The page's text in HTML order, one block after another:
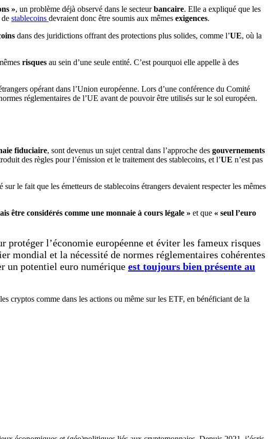
», un problème déjà observé dans le secteurbancaire. Elle a expliqué que les
stablecoins devraient donc être soumis aux mêmes exigences.
dans des juridictions offrant des protections plus solides, comme l’UE, où la
risques au sein d’une seule entité. C’est pourquoi elle appelle à des
fiduciaire, sont devenus un sujet central dans l’approche des gouvernements
des règles pour l’émission et le traitement des stablecoins, et l’UE n’est pas
sur le fait que les émetteurs de stablecoins étrangers devaient respecter les mêmes
être considérés comme une monnaie à cours légale » et que « seul l’euro
l’économie européenne et éviter les fameux risques
mondial et la nécessité de normes réglementaires cohérentes
un potentiel euro numérique est toujours bien présente au
cryptos comme dans les actions ou même sur les ETF, en bénéficiant de la